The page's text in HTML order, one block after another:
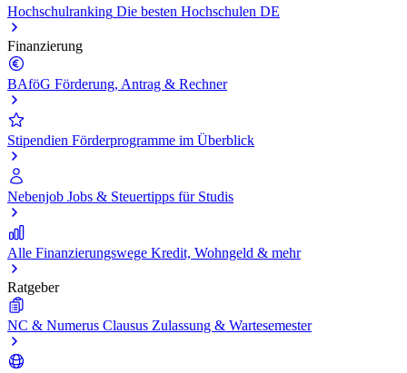
Hochschulranking Die besten Hochschulen DE
Finanzierung
BAföG Förderung, Antrag & Rechner
Stipendien Förderprogramme im Überblick
Nebenjob Jobs & Steuertipps für Studis
Alle Finanzierungswege Kredit, Wohngeld & mehr
Ratgeber
NC & Numerus Clausus Zulassung & Wartesemester